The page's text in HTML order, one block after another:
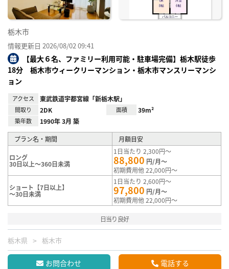
栃木市
情報更新日 2026/08/02 09:41
【最大６名、ファミリー利用可能・駐車場完備】栃木駅徒歩
18分 栃木市ウィークリーマンション・栃木市マンスリーマンシ
ョン
アクセス 東武鉄道宇都宮線「新栃木駅」
間取り 2DK 面積 39m²
築年数 1990年 3月 築
プラン名・期間 月額目安
ロング
30日以上～360日未満
1日当たり 2,300円～
88,800 円/月～
初期費用他 22,000円～
ショート【7日以上】
～30日未満
1日当たり 2,600円～
97,800 円/月～
初期費用他 22,000円～
日当り良好
栃木県 栃木市
お問合わせ 電話する